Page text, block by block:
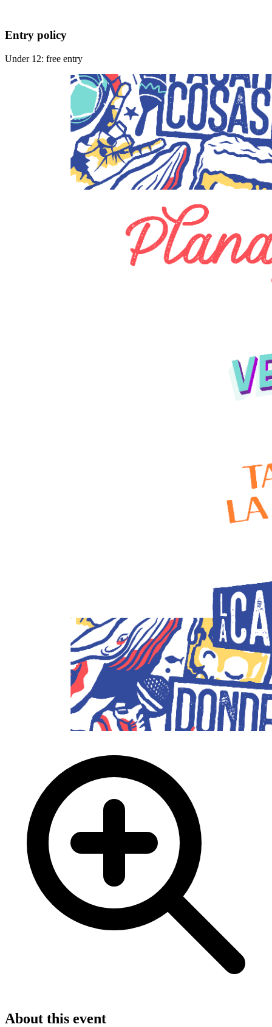
Entry policy
Under 12: free entry
About this event